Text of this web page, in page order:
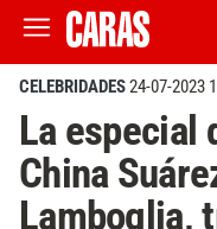
CELEBRIDADES24-07-2023
La especial
China
Lamboglia,